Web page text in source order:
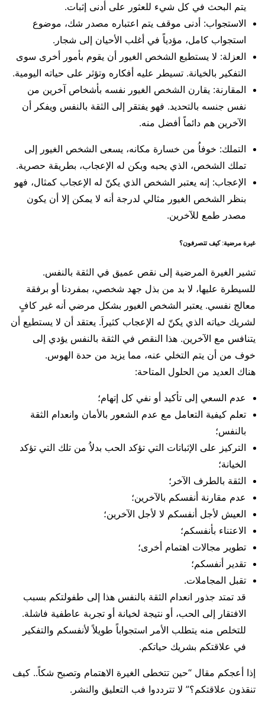
يتم البحث في كل شيء للعثور على أدنى إثبات.
الاستجواب: أدنى موقف يتم اعتباره مصدر شك، موضوع
استجواب كامل، مؤدياً في أغلب الأحيان إلى شجار.
العزلة: لا يستطيع الشخص الغيور أن يقوم بأمور أخرى سوى
التفكير بالخيانة. تسيطر عليه أفكاره وتؤثر على حياته اليومية.
المقارنة: يقارن الشخص الغيور نفسه بأشخاص آخرين من
نفس جنسه بالتحديد. فهو يفتقر إلى الثقة بالنفس ويفكر أن
الآخرين هم دائماً أفضل منه.
التملك: خوفاُ من خسارة مكانه، يسعى الشخص الغيور إلى
تملك الشخص، الذي يحبه وبكن له الإعجاب، بطريقة حصرية.
الإعجاب: إنه يعتبر الشخص الذي يكنّ له الإعجاب كمثال، فهو
بنظر الشخص الغيور مثالي لدرجة أنه لا يمكن إلا أن يكون
مصدر طمع للآخرين.
غيرة مرضية: كيف تتصرفون؟
تشير الغيرة المرضية إلى نقص عميق في الثقة بالنفس.
للسيطرة عليها، لا بد من بذل جهد شخصي، بمفردنا أو برفقة
معالج نفسي. يعتبر الشخص الغيور بشكل مرضي أنه غير كافٍ
لشريك حياته الذي يكنّ له الإعجاب كثيراَ. يعتقد أن لا يستطيع أن
يتنافس مع الآخرين. هذا النقص في الثقة بالنفس يؤدي إلى
خوف من أن يتم التخلي عنه، مما يزيد من حدة الهوس.
هناك العديد من الحلول المتاحة:
عدم السعي إلى تأكيد أو نفي كل إتهام؛
تعلم كيفية التعامل مع عدم الشعور بالأمان وانعدام الثقة
بالنفس؛
التركيز على الإثباتات التي تؤكد الحب بدلاُ من تلك التي تؤكد
الخيانة؛
الثقة بالطرف الآخر؛
عدم مقارنة أنفسكم بالآخرين؛
العيش لأجل أنفسكم لا لأجل الآخرين؛
الاعتناء بأنفسكم؛
تطوير مجالات اهتمام أخرى؛
تقدير أنفسكم؛
تقبل المجاملات.
قد تمتد جذور انعدام الثقة بالنفس هذا إلى طفولتكم بسبب
الافتقار إلى الحب، أو نتيجة لخيانة أو تجربة عاطفية فاشلة.
للتخلص منه يتطلب الأمر استجواباً طويلاً لأنفسكم والتفكير
في علاقتكم بشريك حياتكم.
إذا أعجكم مقال “حين تتخطى الغيرة الاهتمام وتصبح شكاً.. كيف
تنقذون علاقتكم؟” لا تترددوا فب التعليق والنشر.